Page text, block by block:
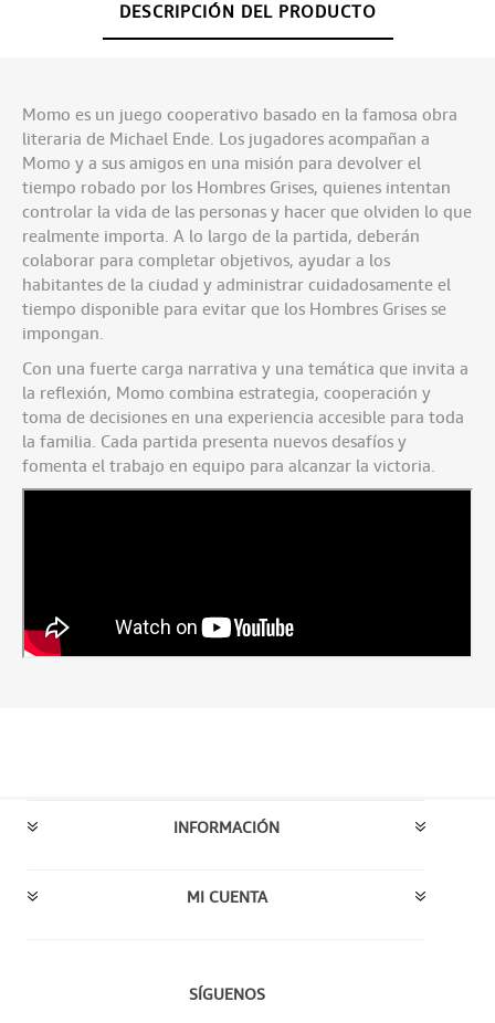
DESCRIPCIÓN DEL PRODUCTO
Momo es un juego cooperativo basado en la famosa obra
literaria de Michael Ende. Los jugadores acompañan a
Momo y a sus amigos en una misión para devolver el
tiempo robado por los Hombres Grises, quienes intentan
controlar la vida de las personas y hacer que olviden lo que
realmente importa. A lo largo de la partida, deberán
colaborar para completar objetivos, ayudar a los
habitantes de la ciudad y administrar cuidadosamente el
tiempo disponible para evitar que los Hombres Grises se
impongan.
Con una fuerte carga narrativa y una temática que invita a
la reflexión, Momo combina estrategia, cooperación y
toma de decisiones en una experiencia accesible para toda
la familia. Cada partida presenta nuevos desafíos y
fomenta el trabajo en equipo para alcanzar la victoria.
INFORMACIÓN
MI CUENTA
SÍGUENOS